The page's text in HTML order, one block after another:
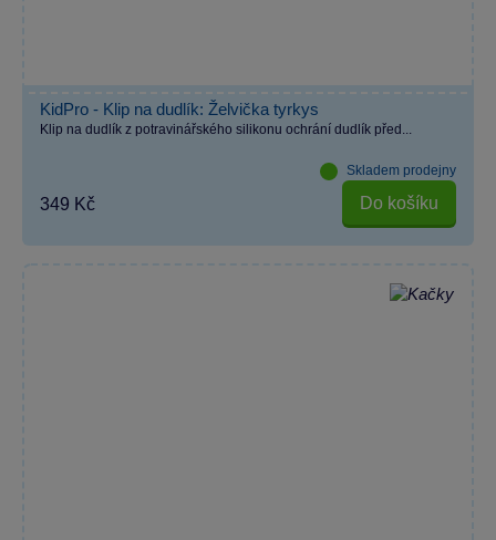
KidPro - Klip na dudlík: Želvička tyrkys
Klip na dudlík z potravinářského silikonu ochrání dudlík před...
Skladem prodejny
349 Kč Do košíku